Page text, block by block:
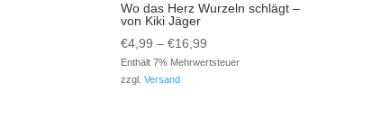
Wo das Herz Wurzeln schlägt –
von Kiki Jäger
€4,99 –€16,99
€4,99
Enthält 7% Mehrwertsteuer
zzgl.Versand